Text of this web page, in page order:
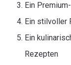
Ein
Ein stilvoller
Ein
Rezepten